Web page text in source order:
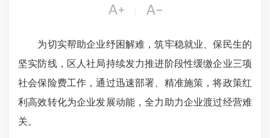
 
为切实帮助企业纾困解难，筑牢稳就业、保民生的
坚实防线，区人社局持续发力推进阶段性缓缴企业三项
社会保险费工作，通过迅速部署、精准施策，将政策红
利高效转化为企业发展动能，全力助力企业渡过经营难
关。​